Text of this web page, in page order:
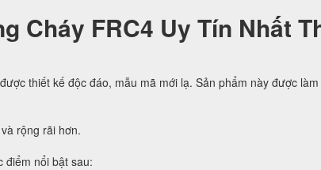
Cháy FRC4 Uy Tín Nhất
thiết kế độc đáo, mẫu mã mới lạ. Sản phẩm này được
rộng rãi hơn.
điểm nổi bật sau: